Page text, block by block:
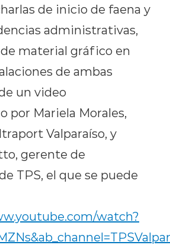
de inicio de faena y
administrativas,
material gráfico en
de ambas
un video
por Mariela Morales,
Valparaíso, y
gerente de
TPS, el que se puede
watch?